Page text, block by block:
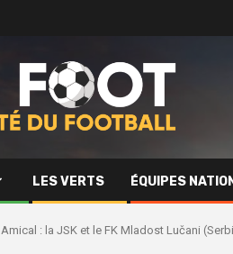
LES VERTS ÉQUIPES
Amical : la JSK et le FK Mladost Lučani